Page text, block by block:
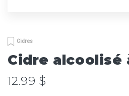
Cidres
Cidre alcoolisé
12.99 $